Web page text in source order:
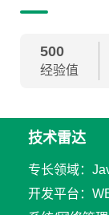
500
经验值
技术雷达
专长领域：
开发平台：